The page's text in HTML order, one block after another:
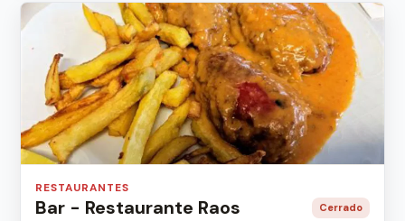
RESTAURANTES
Bar - Restaurante Raos Cerrado